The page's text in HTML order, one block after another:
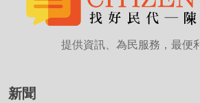
提供資訊、為民服務，最便
新聞